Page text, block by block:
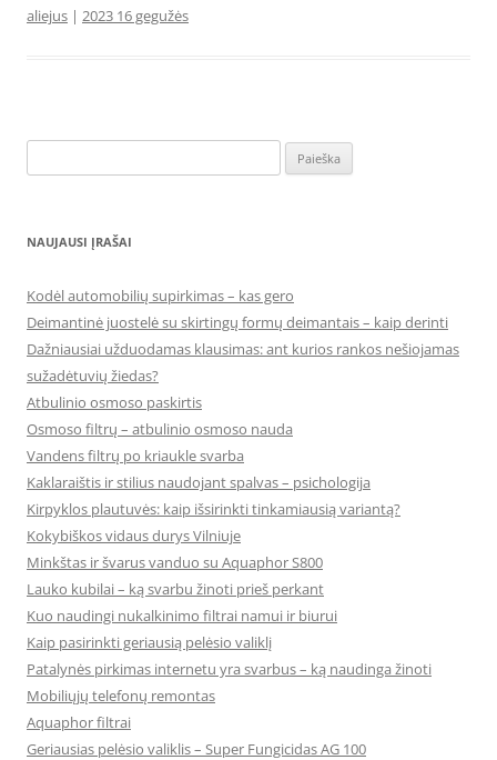
aliejus | 2023 16 gegužės
NAUJAUSI ĮRAŠAI
Kodėl automobilių supirkimas – kas gero
Deimantinė juostelė su skirtingų formų deimantais – kaip derinti
Dažniausiai užduodamas klausimas: ant kurios rankos nešiojamas
sužadėtuvių žiedas?
Atbulinio osmoso paskirtis
Osmoso filtrų – atbulinio osmoso nauda
Vandens filtrų po kriaukle svarba
Kaklaraištis ir stilius naudojant spalvas – psichologija
Kirpyklos plautuvės: kaip išsirinkti tinkamiausią variantą?
Kokybiškos vidaus durys Vilniuje
Minkštas ir švarus vanduo su Aquaphor S800
Lauko kubilai – ką svarbu žinoti prieš perkant
Kuo naudingi nukalkinimo filtrai namui ir biurui
Kaip pasirinkti geriausią pelėsio valiklį
Patalynės pirkimas internetu yra svarbus – ką naudinga žinoti
Mobiliųjų telefonų remontas
Aquaphor filtrai
Geriausias pelėsio valiklis – Super Fungicidas AG 100